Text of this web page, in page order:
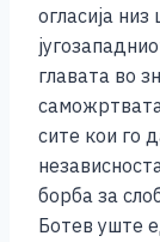
огласија
главата во
сите кои го
борба за
Ботев уште